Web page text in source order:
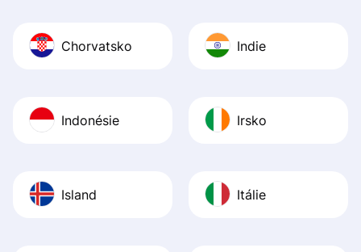
Chorvatsko Indie
Indonésie Irsko
Island Itálie